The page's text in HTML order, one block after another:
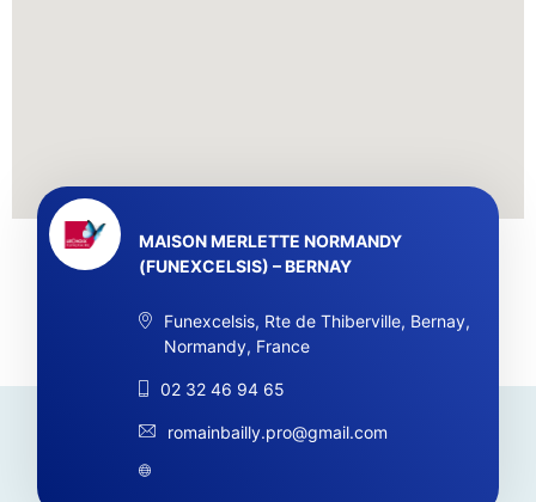
MAISON MERLETTE NORMANDY
(FUNEXCELSIS) – BERNAY
Funexcelsis, Rte de Thiberville, Bernay,
Normandy, France
02 32 46 94 65
romainbailly.pro@gmail.com
Simuler vos coûts obsèques